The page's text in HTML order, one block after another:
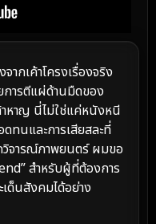
กเค้าโครงเรื่องจริง
ารตีแผ่ด้านมืดของ
าหาญ นี่ไม่ใช่แค่หนังหนี
ทนและการเสียสละที่
จารณ์ภาพยนตร์ ผมขอ
สำหรับผู้ที่ต้องการ
ด็นสังคมได้อย่าง